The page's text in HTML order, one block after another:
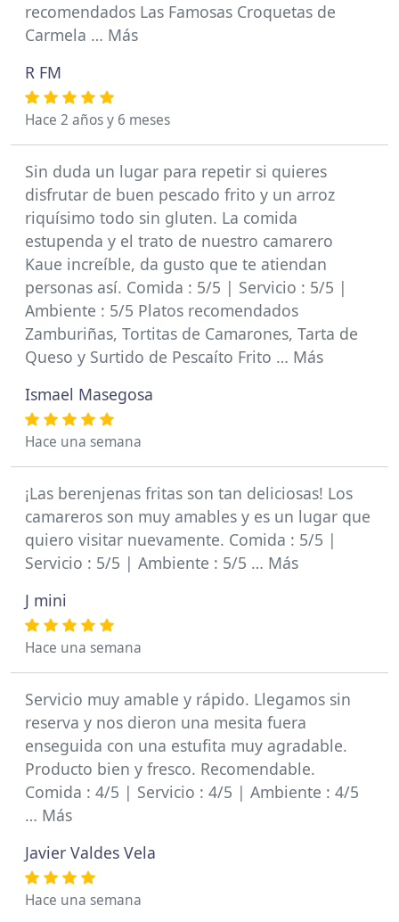
recomendados Las Famosas Croquetas de
Carmela … Más
R FM
Hace 2 años y 6 meses
Sin duda un lugar para repetir si quieres
disfrutar de buen pescado frito y un arroz
riquísimo todo sin gluten. La comida
estupenda y el trato de nuestro camarero
Kaue increíble, da gusto que te atiendan
personas así. Comida : 5/5 | Servicio : 5/5 |
Ambiente : 5/5 Platos recomendados
Zamburiñas, Tortitas de Camarones, Tarta de
Queso y Surtido de Pescaíto Frito … Más
Ismael Masegosa
Hace una semana
¡Las berenjenas fritas son tan deliciosas! Los
camareros son muy amables y es un lugar que
quiero visitar nuevamente. Comida : 5/5 |
Servicio : 5/5 | Ambiente : 5/5 … Más
J mini
Hace una semana
Servicio muy amable y rápido. Llegamos sin
reserva y nos dieron una mesita fuera
enseguida con una estufita muy agradable.
Producto bien y fresco. Recomendable.
Comida : 4/5 | Servicio : 4/5 | Ambiente : 4/5
… Más
Javier Valdes Vela
Hace una semana